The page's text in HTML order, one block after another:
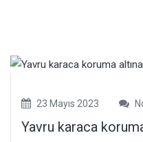
23 Mayıs 2023
Yavru karaca